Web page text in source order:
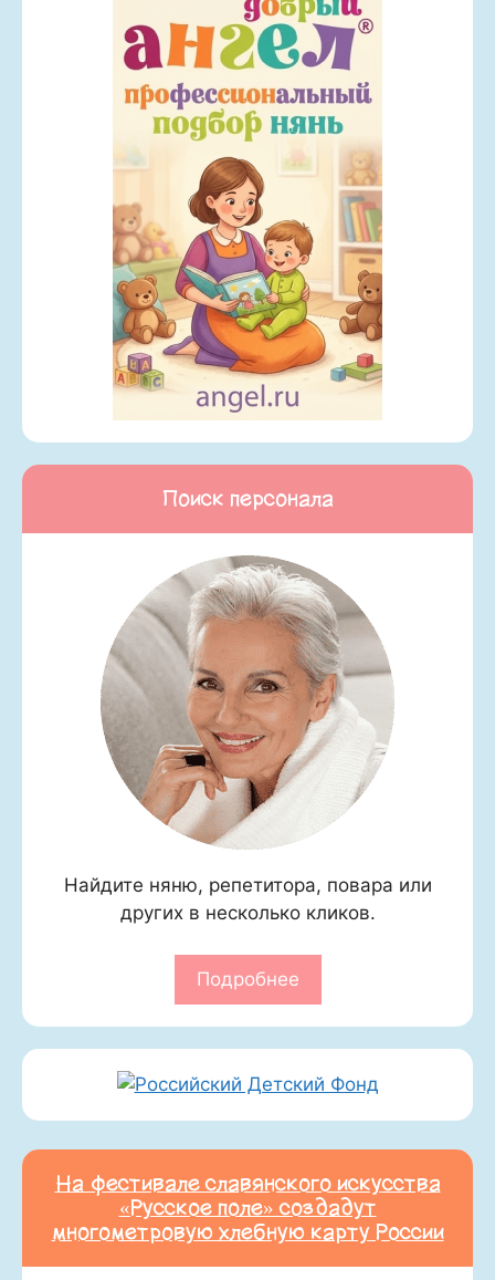
Поиск персонала
Найдите няню, репетитора, повара или
других в несколько кликов.
Подробнее
На фестивале славянского искусства
«Русское поле» создадут
многометровую хлебную карту России